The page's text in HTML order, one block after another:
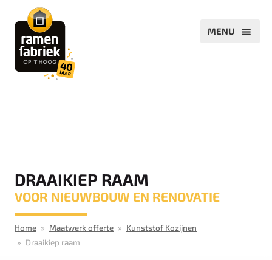
DRAAIKIEP RAAM
VOOR NIEUWBOUW EN RENOVATIE
Home Maatwerk offerte
Kunststof Kozijnen
Draaikiep raam